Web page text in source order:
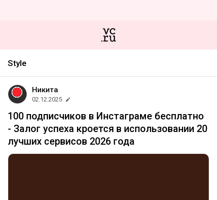
Style
Никита
02.12.2025
100 подписчиков в Инстаграме бесплатно
- Залог успеха кроется в использовании 20
лучших сервисов 2026 года